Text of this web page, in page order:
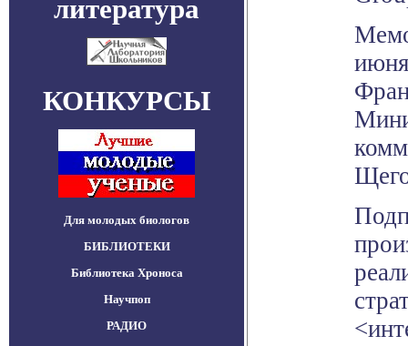
литература
КОНКУРСЫ
Для молодых биологов
БИБЛИОТЕКИ
Библиотека Хроноса
Научпоп
РАДИО